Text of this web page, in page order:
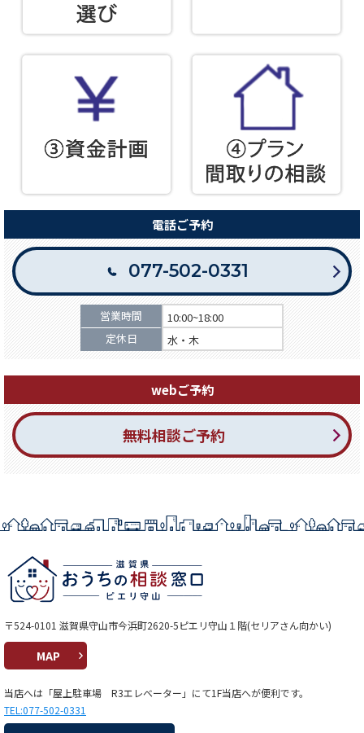
電話ご予約
077-502-0331
営業時間
10:00~18:00
定休日
水・木
webご予約
無料相談ご予約
〒524-0101 滋賀県守山市今浜町2620-5ピエリ守山１階(セリアさん向かい)
MAP
当店へは「屋上駐車場 R3エレベーター」にて1F当店へが便利です。
TEL:077-502-0331